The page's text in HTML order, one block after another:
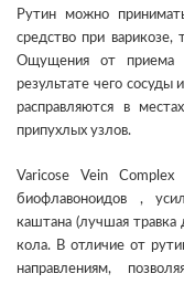
Рутин можно
средство при варикозе,
Ощущения от приема
результате чего
расправляются в
припухлых узлов.
Varicose Vein
биофлавоноидов ,
каштана (лучшая травка
кола. В отличие от
направлениям,